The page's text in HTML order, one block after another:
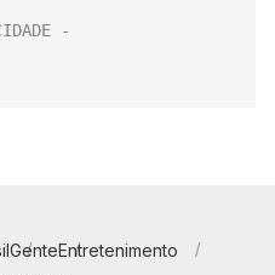
GenteEntretenimento